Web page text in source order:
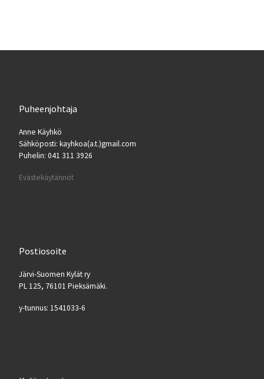
Puheenjohtaja
Anne Käyhkö
Sähköposti: kayhkoa(a.t.)gmail.com
Puhelin: 041 311 3926
Evästekäytännöt
Postiosoite
Järvi-Suomen Kylät ry
PL 125, 76101 Pieksämäki.
y-tunnus: 1541033-6